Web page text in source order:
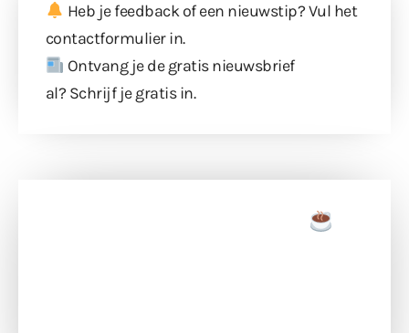
Heb je feedback of een nieuwstip? Vul het
contactformulierin.
Ontvang je de gratis nieuwsbrief
al? Schrijf je gratis in.